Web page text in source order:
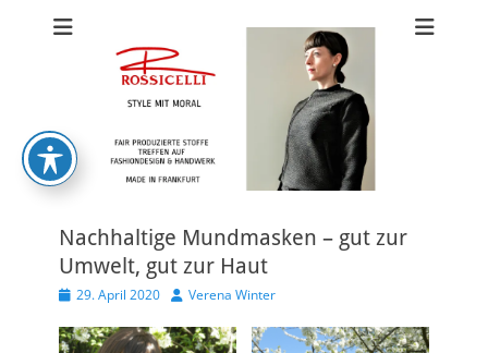
ROSSICELLI FAIR
FASHION
FRANKFURT
Nachhaltige Mundmasken – gut zur
Umwelt, gut zur Haut
Veröffentlicht
29. April 2020 AutorVerena Winter